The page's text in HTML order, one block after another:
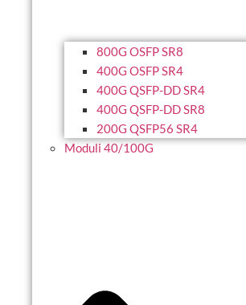
800G OSFP SR8
400G OSFP SR4
400G QSFP-DD SR4
400G QSFP-DD SR8
200G QSFP56 SR4
Moduli 40/100G